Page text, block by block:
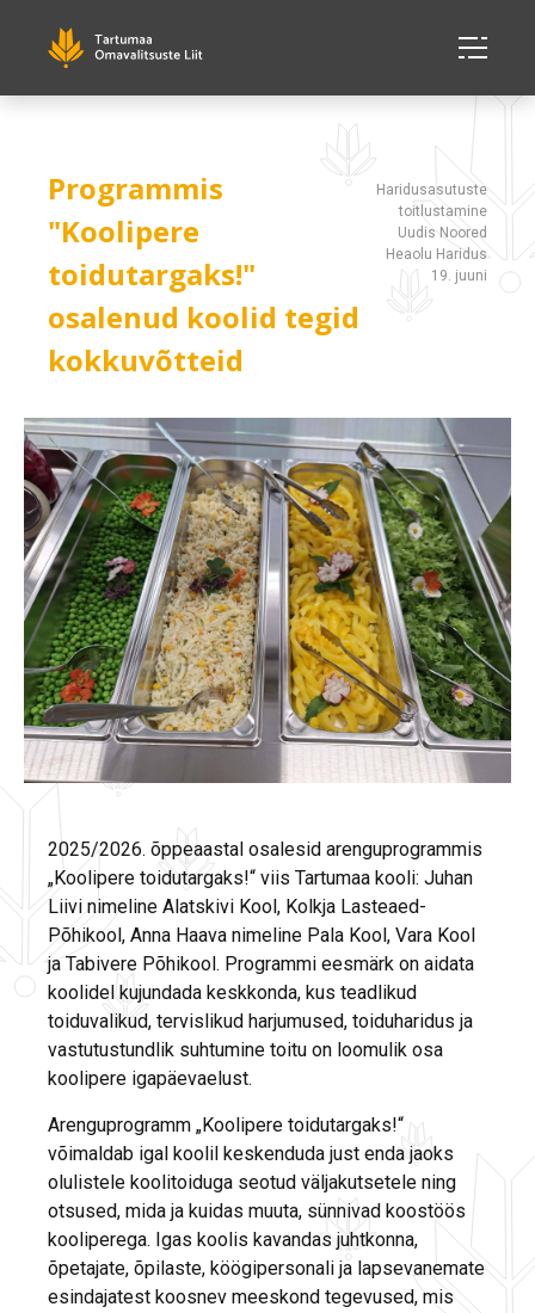
Programmis
"Koolipere
toidutargaks!"
osalenud koolid tegid
kokkuvõtteid
Haridusasutuste
toitlustamine
Uudis Noored
Heaolu Haridus
19. juuni
2025/2026. õppeaastal osalesid arenguprogrammis
„Koolipere toidutargaks!“ viis Tartumaa kooli: Juhan
Liivi nimeline Alatskivi Kool, Kolkja Lasteaed-
Põhikool, Anna Haava nimeline Pala Kool, Vara Kool
ja Tabivere Põhikool. Programmi eesmärk on aidata
koolidel kujundada keskkonda, kus teadlikud
toiduvalikud, tervislikud harjumused, toiduharidus ja
vastutustundlik suhtumine toitu on loomulik osa
koolipere igapäevaelust.
Arenguprogramm „Koolipere toidutargaks!“
võimaldab igal koolil keskenduda just enda jaoks
olulistele koolitoiduga seotud väljakutsetele ning
otsused, mida ja kuidas muuta, sünnivad koostöös
kooliperega. Igas koolis kavandas juhtkonna,
õpetajate, õpilaste, köögipersonali ja lapsevanemate
esindajatest koosnev meeskond tegevused, mis